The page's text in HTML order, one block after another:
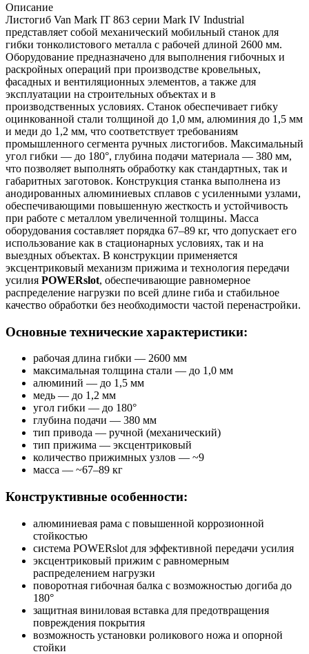
Описание
Листогиб Van Mark IT 863 серии Mark IV Industrial
представляет собой механический мобильный станок для
гибки тонколистового металла с рабочей длиной 2600 мм.
Оборудование предназначено для выполнения гибочных и
раскройных операций при производстве кровельных,
фасадных и вентиляционных элементов, а также для
эксплуатации на строительных объектах и в
производственных условиях. Станок обеспечивает гибку
оцинкованной стали толщиной до 1,0 мм, алюминия до 1,5 мм
и меди до 1,2 мм, что соответствует требованиям
промышленного сегмента ручных листогибов. Максимальный
угол гибки — до 180°, глубина подачи материала — 380 мм,
что позволяет выполнять обработку как стандартных, так и
габаритных заготовок. Конструкция станка выполнена из
анодированных алюминиевых сплавов с усиленными узлами,
обеспечивающими повышенную жесткость и устойчивость
при работе с металлом увеличенной толщины. Масса
оборудования составляет порядка 67–89 кг, что допускает его
использование как в стационарных условиях, так и на
выездных объектах. В конструкции применяется
эксцентриковый механизм прижима и технология передачи
усилия POWERslot, обеспечивающие равномерное
распределение нагрузки по всей длине гиба и стабильное
качество обработки без необходимости частой перенастройки.
Основные технические характеристики:
рабочая длина гибки — 2600 мм
максимальная толщина стали — до 1,0 мм
алюминий — до 1,5 мм
медь — до 1,2 мм
угол гибки — до 180°
глубина подачи — 380 мм
тип привода — ручной (механический)
тип прижима — эксцентриковый
количество прижимных узлов — ~9
масса — ~67–89 кг
Конструктивные особенности:
алюминиевая рама с повышенной коррозионной
стойкостью
система POWERslot для эффективной передачи усилия
эксцентриковый прижим с равномерным
распределением нагрузки
поворотная гибочная балка с возможностью догиба до
180°
защитная виниловая вставка для предотвращения
повреждения покрытия
возможность установки роликового ножа и опорной
стойки